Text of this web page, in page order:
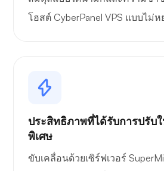
โฮสต์ CyberPanel VPS แบบไม่
ประสิทธิภาพที่ได้รับการปรับ
พิเศษ
ขับเคลื่อนด้วยเซิร์ฟเวอร์